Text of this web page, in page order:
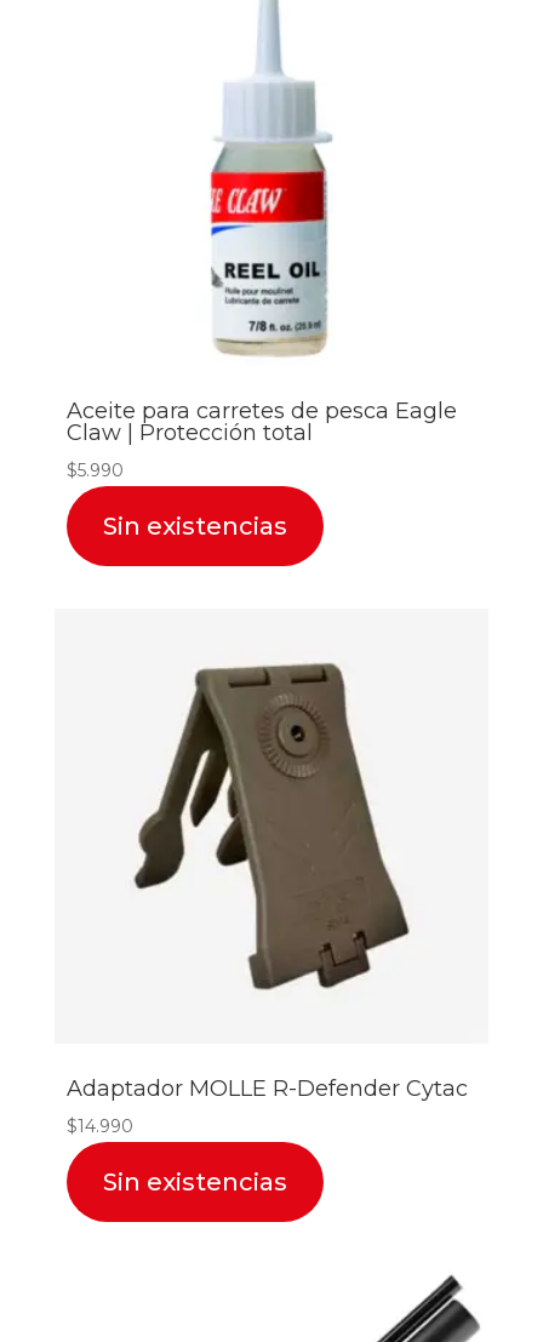
Aceite para carretes de pesca Eagle
Claw | Protección total
$5.990
Sin existencias
Adaptador MOLLE R-Defender Cytac
$14.990
Sin existencias